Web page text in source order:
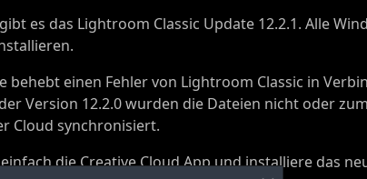
es das Lightroom Classic Update 12.2.1. Alle
behebt einen Fehler von Lightroom Classic in
Version 12.2.0 wurden die Dateien nicht oder
Cloud synchronisiert.
die Creative Cloud App und installiere das